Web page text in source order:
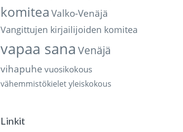
komitea Valko-Venäjä
Vangittujen kirjailijoiden komitea
vapaa sana Venäjä
vihapuhe vuosikokous
vähemmistökieletyleiskokous
Linkit